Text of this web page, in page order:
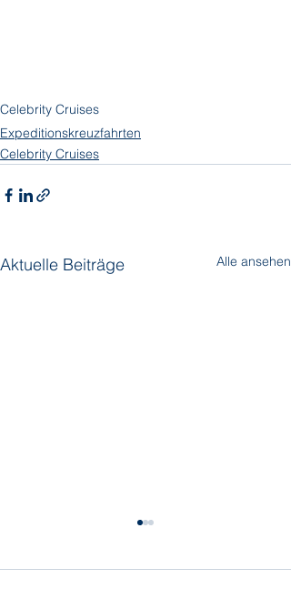
Celebrity Cruises
Expeditionskreuzfahrten
Celebrity Cruises
Aktuelle Beiträge Alle ansehen